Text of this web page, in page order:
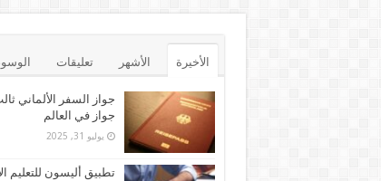
الأخيرة الأشهر تعليقات
جواز السفر الألماني
جواز في العالم
يوليو 31, 2025
تطبيق أليسون للتعليم